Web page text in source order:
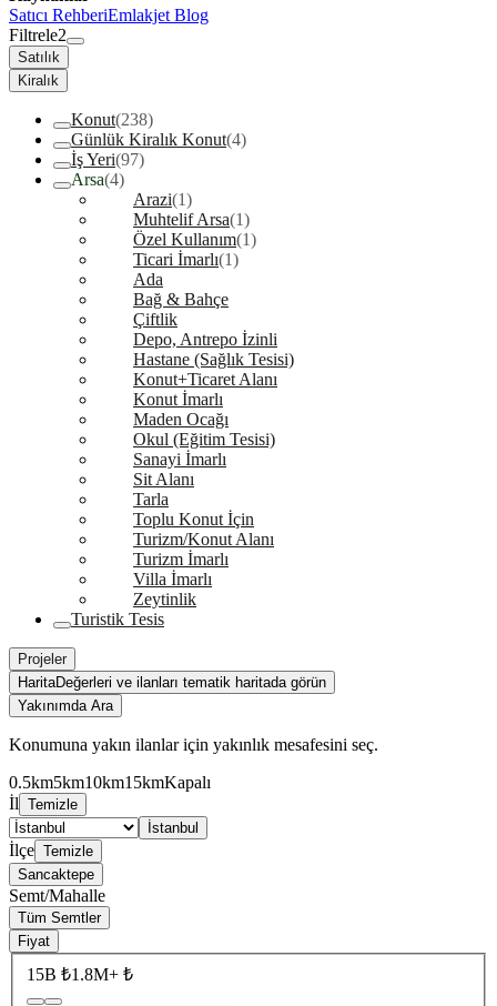
Satıcı RehberiEmlakjet Blog
Filtrele2
Satılık
Kiralık
Konut(238)
Günlük Kiralık Konut(4)
İş Yeri(97)
Arsa(4)
Arazi(1)
Muhtelif Arsa(1)
Özel Kullanım(1)
Ticari İmarlı(1)
Ada
Bağ & Bahçe
Çiftlik
Depo, Antrepo İzinli
Hastane (Sağlık Tesisi)
Konut+Ticaret Alanı
Konut İmarlı
Maden Ocağı
Okul (Eğitim Tesisi)
Sanayi İmarlı
Sit Alanı
Tarla
Toplu Konut İçin
Turizm/Konut Alanı
Turizm İmarlı
Villa İmarlı
Zeytinlik
Turistik Tesis
Projeler
HaritaDeğerleri ve ilanları tematik haritada görün
Yakınımda Ara
Konumuna yakın ilanlar için yakınlık mesafesini seç.
0.5km5km10km15kmKapalı
İl Temizle
İstanbul
İlçe Temizle
Sancaktepe
Semt/Mahalle
Tüm Semtler
Fiyat
15B ₺1.8M+ ₺